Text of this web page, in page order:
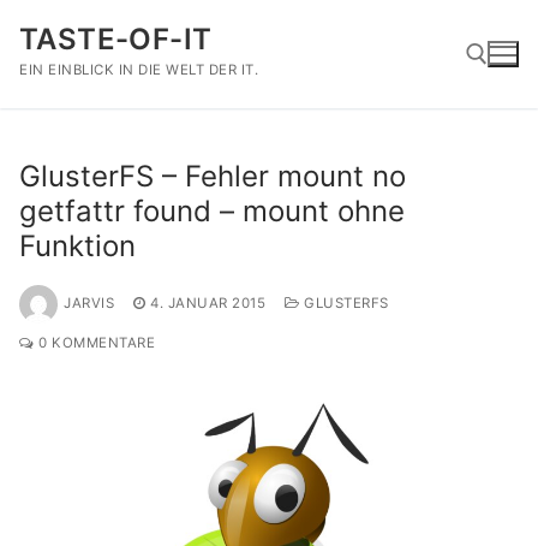
Inhalt
springen
TASTE-OF-IT
EIN EINBLICK IN DIE WELT DER IT.
GlusterFS – Fehler mount no
getfattr found – mount ohne
Funktion
JARVIS 4. JANUAR 2015 GLUSTERFS
0 KOMMENTARE